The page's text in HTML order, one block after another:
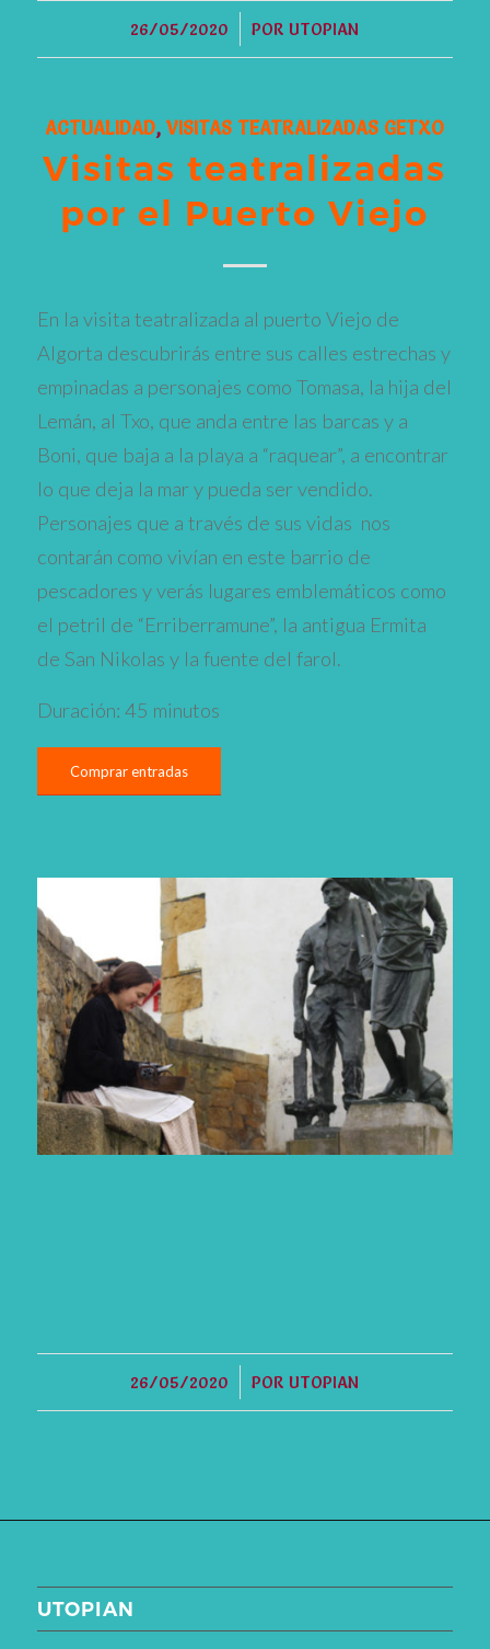
26/05/2020
/ POR UTOPIAN
ACTUALIDAD,VISITAS TEATRALIZADAS GETXO
Visitas teatralizadas
por el Puerto Viejo
En la visita teatralizada al puerto Viejo de
Algorta descubrirás entre sus calles estrechas y
empinadas a personajes como Tomasa, la hija del
Lemán, al Txo, que anda entre las barcas y a
Boni, que baja a la playa a “raquear”, a encontrar
lo que deja la mar y pueda ser vendido.
Personajes que a través de sus vidas nos
contarán como vivían en este barrio de
pescadores y verás lugares emblemáticos como
el petril de “Erriberramune”, la antigua Ermita
de San Nikolas y la fuente del farol.
Duración: 45 minutos
Comprar entradas
26/05/2020
/ POR UTOPIAN
UTOPIAN